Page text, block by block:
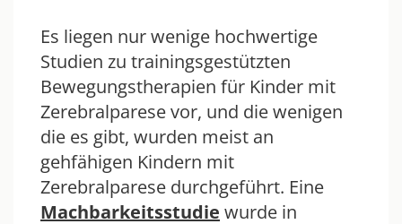
Es liegen nur wenige hochwertige
Studien zu trainingsgestützten
Bewegungstherapien für Kinder mit
Zerebralparese vor, und die wenigen
die es gibt, wurden meist an
gehfähigen Kindern mit
Zerebralparese durchgeführt. Eine
Machbarkeitsstudie wurde in